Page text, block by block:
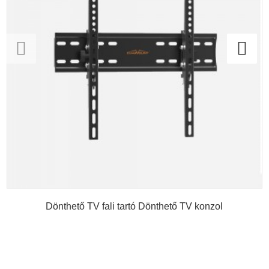
Dönthető TV fali tartó Dönthető TV konzol